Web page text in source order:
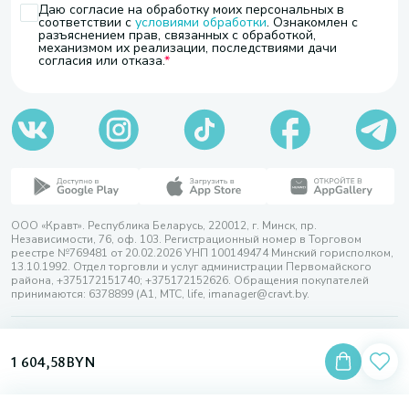
1 604,58BYN
Даю согласие на обработку моих персональных в
соответствии с условиями обработки. Ознакомлен с
разъяснением прав, связанных с обработкой,
механизмом их реализации, последствиями дачи
согласия или отказа.
ООО «Кравт». Республика Беларусь, 220012, г. Минск, пр.
Независимости, 76, оф. 103. Регистрационный номер в Торговом
реестре №769481 от 20.02.2026 УНП 100149474 Минский горисполком,
13.10.1992. Отдел торговли и услуг администрации Первомайского
района, +375172151740; +375172152626. Обращения покупателей
принимаются: 6378899 (А1, МТС, life, imanager@cravt.by.
Разработка сайта — SLAM
Выбор настроек Cookie